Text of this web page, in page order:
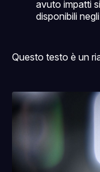
avuto impatti
disponibili
Questo testo è un